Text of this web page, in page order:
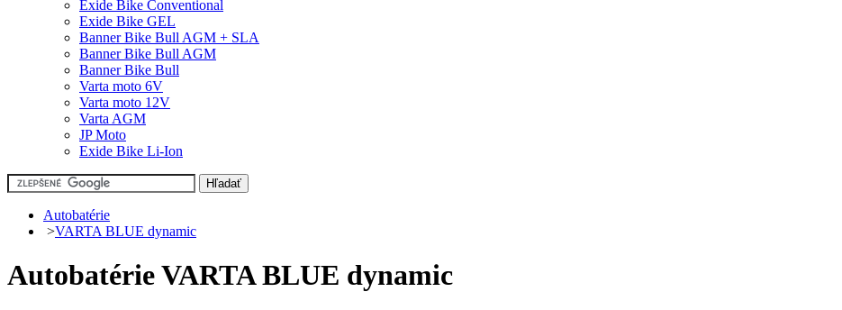
Exide Bike Conventional
Exide Bike GEL
Banner Bike Bull AGM + SLA
Banner Bike Bull AGM
Banner Bike Bull
Varta moto 6V
Varta moto 12V
Varta AGM
JP Moto
Exide Bike Li-Ion
Autobatérie
>VARTA BLUE dynamic
Autobatérie VARTA BLUE dynamic